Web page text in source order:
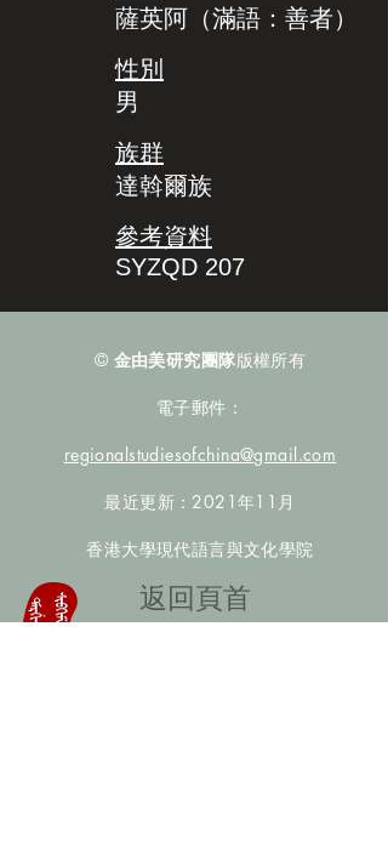
薩英阿（滿語：善者）
性別
男
族群
達斡爾族
參考資料
SYZQD 207
© 金由美研究團隊版權所有
電子郵件：
regionalstudiesofchina@gmail.com
最近更新：2021年11月
香港大學現代語言與文化學院
​返回頁首